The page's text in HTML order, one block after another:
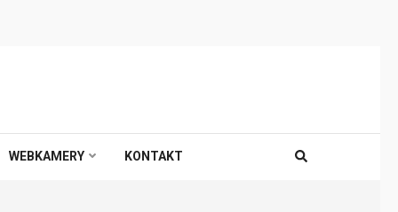
WEBKAMERY KONTAKT